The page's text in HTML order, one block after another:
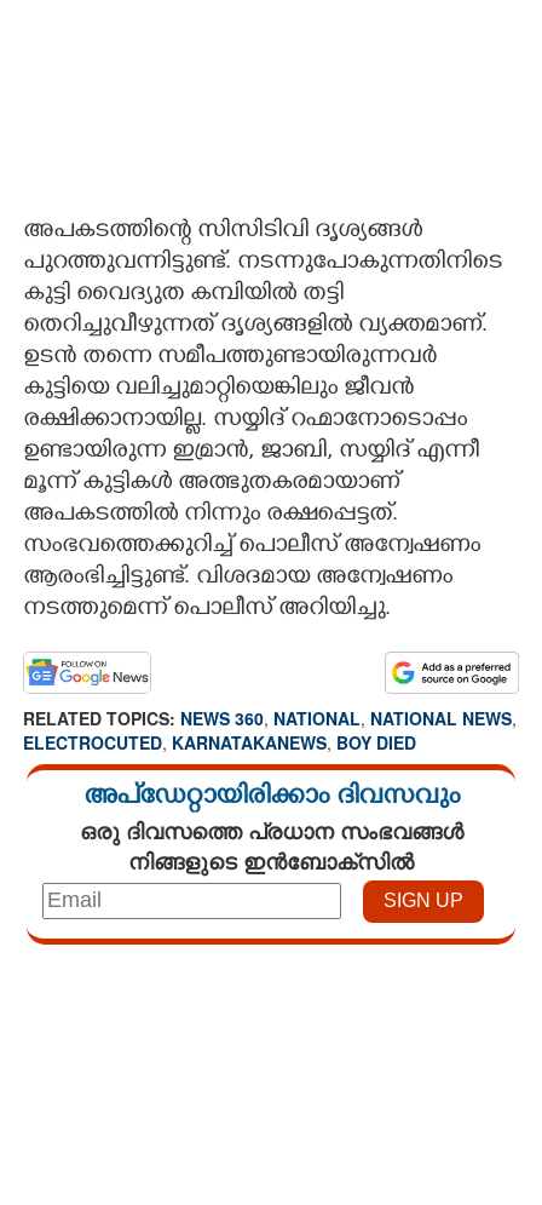
അപകടത്തിന്റെ സിസിടിവി ദൃശ്യങ്ങൾ
പുറത്തുവന്നിട്ടുണ്ട്. നടന്നുപോകുന്നതിനിടെ
കുട്ടി വൈദ്യുത കമ്പിയിൽ തട്ടി
തെറിച്ചുവീഴുന്നത് ദൃശ്യങ്ങളിൽ വ്യക്തമാണ്.
ഉടൻ തന്നെ സമീപത്തുണ്ടായിരുന്നവർ
കുട്ടിയെ വലിച്ചുമാറ്റിയെങ്കിലും ജീവൻ
രക്ഷിക്കാനായില്ല. സയ്യിദ് റഹ്മാനോടൊപ്പം
ഉണ്ടായിരുന്ന ഇമ്രാൻ, ജാബി, സയ്യിദ് എന്നീ
മൂന്ന് കുട്ടികൾ അത്ഭുതകരമായാണ്
അപകടത്തിൽ നിന്നും രക്ഷപ്പെട്ടത്.
സംഭവത്തെക്കുറിച്ച് പൊലീസ് അന്വേഷണം
ആരംഭിച്ചിട്ടുണ്ട്. വിശദമായ അന്വേഷണം
നടത്തുമെന്ന് പൊലീസ് അറിയിച്ചു.
RELATED TOPICS: NEWS 360, NATIONAL, NATIONAL NEWS,
ELECTROCUTED, KARNATAKANEWS, BOY DIED
അപ്ഡേറ്റായിരിക്കാം ദിവസവും
ഒരു ദിവസത്തെ പ്രധാന സംഭവങ്ങൾ
നിങ്ങളുടെ ഇൻബോക്സിൽ